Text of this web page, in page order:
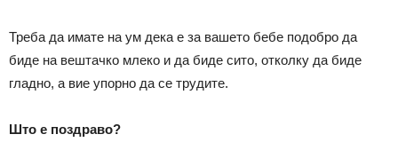
Треба да имате на ум дека е за вашето бебе подобро да
биде на вештачко млеко и да биде сито, отколку да биде
гладно, а вие упорно да се трудите.
Што е поздраво?